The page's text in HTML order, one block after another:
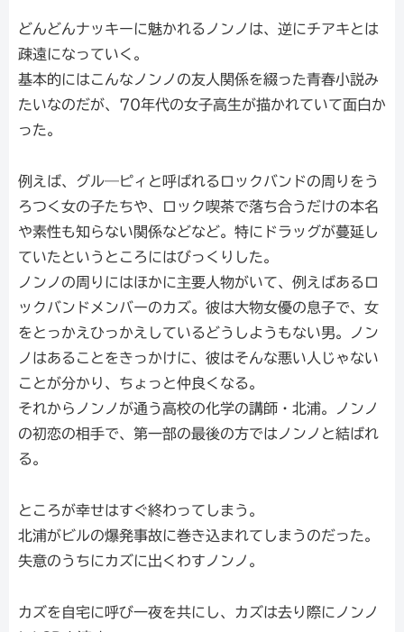
どんどんナッキーに魅かれるノンノは、逆にチアキとは
疎遠になっていく。
基本的にはこんなノンノの友人関係を綴った青春小説み
たいなのだが、70年代の女子高生が描かれていて面白か
った。
例えば、グル―ピィと呼ばれるロックバンドの周りをう
ろつく女の子たちや、ロック喫茶で落ち合うだけの本名
や素性も知らない関係などなど。特にドラッグが蔓延し
ていたというところにはびっくりした。
ノンノの周りにはほかに主要人物がいて、例えばあるロ
ックバンドメンバーのカズ。彼は大物女優の息子で、女
をとっかえひっかえしているどうしようもない男。ノン
ノはあることをきっかけに、彼はそんな悪い人じゃない
ことが分かり、ちょっと仲良くなる。
それからノンノが通う高校の化学の講師・北浦。ノンノ
の初恋の相手で、第一部の最後の方ではノンノと結ばれ
る。
ところが幸せはすぐ終わってしまう。
北浦がビルの爆発事故に巻き込まれてしまうのだった。
失意のうちにカズに出くわすノンノ。
カズを自宅に呼び一夜を共にし、カズは去り際にノンノ